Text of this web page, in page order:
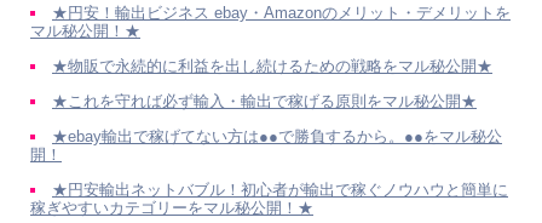
★円安！輸出ビジネス ebay・Amazonのメリット・デメリットを
マル秘公開！★
★物販で永続的に利益を出し続けるための戦略をマル秘公開★
★これを守れば必ず輸入・輸出で稼げる原則をマル秘公開★
★ebay輸出で稼げてない方は●●で勝負するから。●●をマル秘公
開！
★円安輸出ネットバブル！初心者が輸出で稼ぐノウハウと簡単に
稼ぎやすいカテゴリーをマル秘公開！★